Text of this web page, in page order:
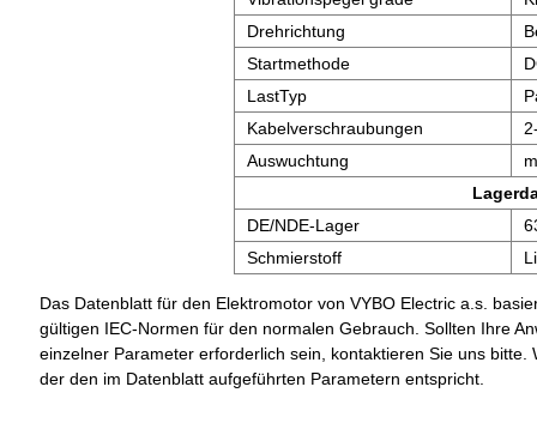
Drehrichtung
Startmethode
LastTyp
Kabelverschraubungen
Auswuchtung
DE/NDE-Lager
Schmierstoff
Das Datenblatt für den Elektromotor von VYBO Electric a.s.
gültigen IEC-Normen für den normalen Gebrauch. Sollten Ihre
einzelner Parameter erforderlich sein, kontaktieren Sie uns
der den im Datenblatt aufgeführten Parametern entspricht.